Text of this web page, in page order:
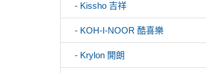
- Kissho 吉祥
- KOH-I-NOOR 酷喜樂
- Krylon 開朗